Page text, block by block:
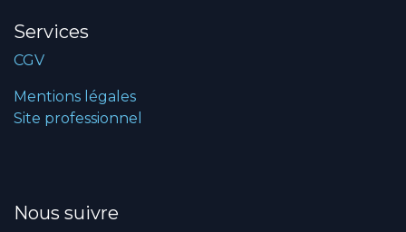
Services
CGV
Mentions légales
Site professionnel
Nous suivre